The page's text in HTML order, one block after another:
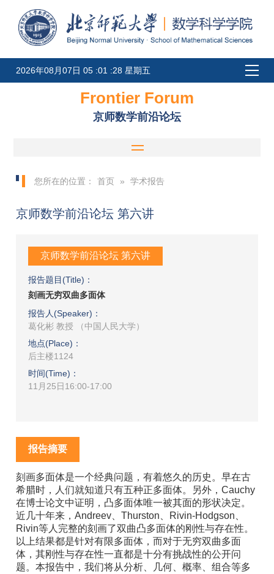
2026年08月07日 05 :01 :28 星期五
Frontier Forum
京师数学前沿论坛
您所在的位置： 首页 » 学术报告
京师数学前沿论坛 第六讲
京师数学前沿论坛 第六讲
报告题目(Title)：
刻画无穷双曲多面体
报告人(Speaker)：
葛化彬 教授 （中国人民大学）
地点(Place)：
后主楼1124
时间(Time)：
11月25日16:00-17:00
报告摘要
刻画多面体是一个经典问题，有着悠久的历史。早在古
希腊时，人们就知道只有五种正多面体。另外，Cauchy
在博士论文中证明，凸多面体唯一被其面的形状决定。
近几十年来，Andreev、Thurston、Rivin-Hodgson、
Rivin等人完整的刻画了双曲凸多面体的刚性与存在性。
以上结果都是针对有限多面体，而对于无穷双曲多面
体，其刚性与存在性一直都是十分有挑战性的公开问
题。本报告中，我们将从分析、几何、概率、组合等多